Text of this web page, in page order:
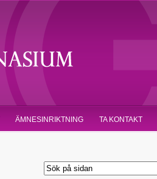
ÄMNESINRIKTNING TA KONTAKT